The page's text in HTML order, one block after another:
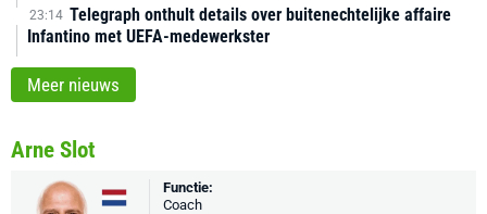
23:14 Telegraph onthult details over buitenechtelijke affaire
Infantino met UEFA-medewerkster
Meer nieuws
Arne Slot
Functie:
Coach